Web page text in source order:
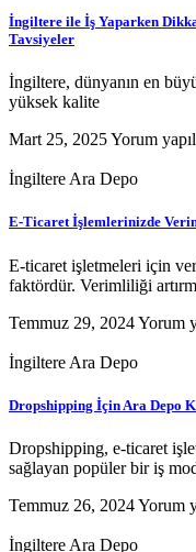
İngiltere ile İş Yaparken
Tavsiyeler
İngiltere, dünyanın en
yüksek kalite
Mart 25, 2025Yorum
İngiltere Ara Depo
E-Ticaret İşlemlerinizde
E-ticaret işletmeleri için
faktördür. Verimliliği
Temmuz 29, 2024Yorum
İngiltere Ara Depo
Dropshipping İçin Ara Depo
Dropshipping, e-ticaret
sağlayan popüler bir iş
Temmuz 26, 2024Yorum
İngiltere Ara Depo